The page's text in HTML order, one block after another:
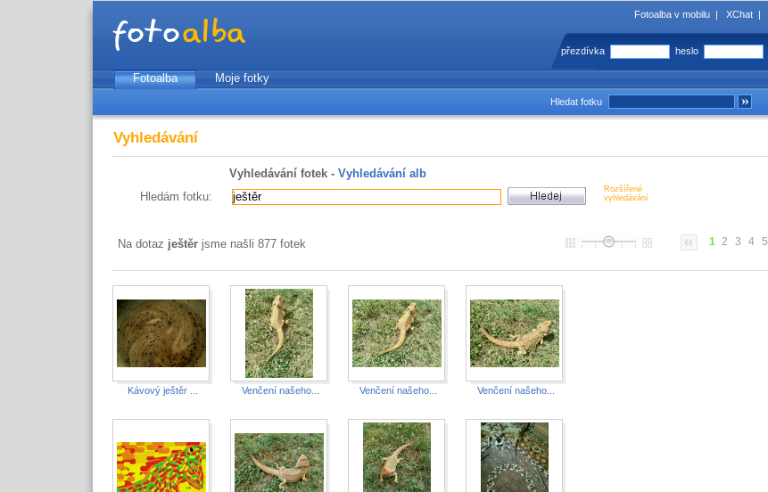
Fotoalba v mobilu | XChat |
přezdívka heslo
Fotoalba
Moje fotky
Hledat fotku
Vyhledávání
Vyhledávání fotek - Vyhledávání alb
Hledám fotku:
Rozšířené
vyhledávání
1 2 3 4 5
Na dotaz ještěr jsme našli 877 fotek
Kávový ještěr ... Venčení našeho... Venčení našeho... Venčení našeho...